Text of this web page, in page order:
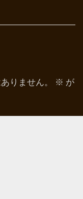
りません。 ※ が